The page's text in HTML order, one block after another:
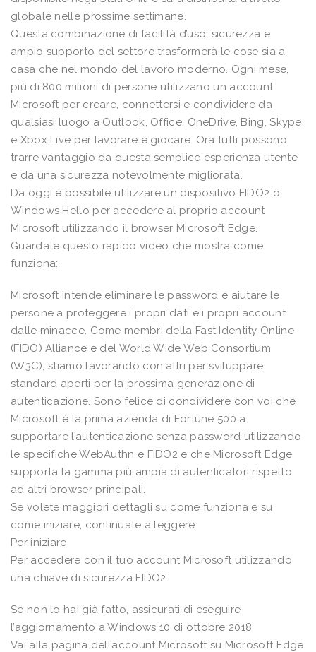
globale nelle prossime settimane.
Questa combinazione di facilità d’uso, sicurezza e
ampio supporto del settore trasformerà le cose sia a
casa che nel mondo del lavoro moderno. Ogni mese,
più di 800 milioni di persone utilizzano un account
Microsoft per creare, connettersi e condividere da
qualsiasi luogo a Outlook, Office, OneDrive, Bing, Skype
e Xbox Live per lavorare e giocare. Ora tutti possono
trarre vantaggio da questa semplice esperienza utente
e da una sicurezza notevolmente migliorata.
Da oggi è possibile utilizzare un dispositivo FIDO2 o
Windows Hello per accedere al proprio account
Microsoft utilizzando il browser Microsoft Edge.
Guardate questo rapido video che mostra come
funziona:
Microsoft intende eliminare le password e aiutare le
persone a proteggere i propri dati e i propri account
dalle minacce. Come membri della Fast Identity Online
(FIDO) Alliance e del World Wide Web Consortium
(W3C), stiamo lavorando con altri per sviluppare
standard aperti per la prossima generazione di
autenticazione. Sono felice di condividere con voi che
Microsoft è la prima azienda di Fortune 500 a
supportare l’autenticazione senza password utilizzando
le specifiche WebAuthn e FIDO2 e che Microsoft Edge
supporta la gamma più ampia di autenticatori rispetto
ad altri browser principali.
Se volete maggiori dettagli su come funziona e su
come iniziare, continuate a leggere.
Per iniziare
Per accedere con il tuo account Microsoft utilizzando
una chiave di sicurezza FIDO2:
Se non lo hai già fatto, assicurati di eseguire
l’aggiornamento a Windows 10 di ottobre 2018.
Vai alla pagina dell’account Microsoft su Microsoft Edge